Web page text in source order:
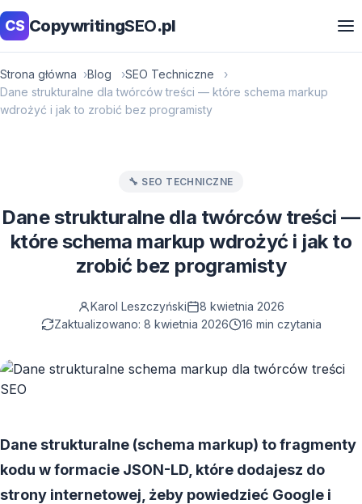
CS CopywritingSEO.pl
Strona główna Blog
SEO Techniczne
Dane strukturalne dla twórców treści — które schema markup
wdrożyć i jak to zrobić bez programisty
🔧 SEO TECHNICZNE
Dane strukturalne dla twórców treści —
które schema markup wdrożyć i jak to
zrobić bez programisty
Karol Leszczyński
8 kwietnia 2026
Zaktualizowano: 8 kwietnia 2026
16 min czytania
Dane strukturalne (schema markup) to fragmenty
kodu w formacie JSON-LD, które dodajesz do
strony internetowej, żeby powiedzieć Google i